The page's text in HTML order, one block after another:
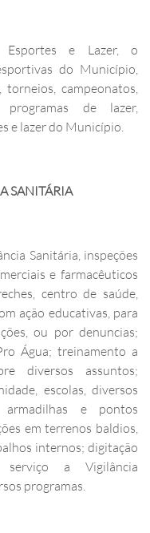
Esportes e Lazer, o
do Município,
campeonatos,
de lazer,
e lazer do Município.
SANITÁRIA
Sanitária, inspeções
e farmacêuticos
centro de saúde,
ação educativas, para
ou por denuncias;
Água; treinamento a
diversos assuntos;
escolas, diversos
e pontos
em terrenos baldios,
internos; digitação
a Vigilância
programas.